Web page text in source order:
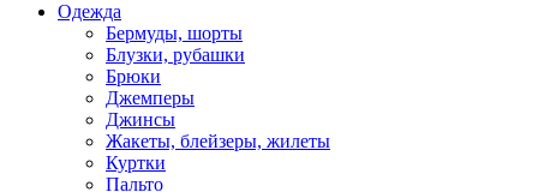
Одежда
Бермуды, шорты
Блузки, рубашки
Брюки
Джемперы
Джинсы
Жакеты, блейзеры, жилеты
Куртки
Пальто